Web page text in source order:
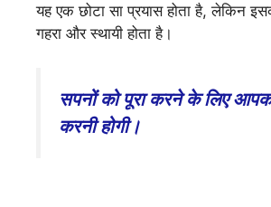
यह एक छोटा सा प्रयास होता है, लेकिन
गहरा और स्थायी होता है।
सपनों को पूरा करने के लिए
करनी होगी।